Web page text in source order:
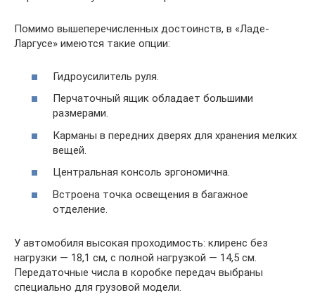
Помимо вышеперечисленных достоинств, в «Ладе-
Ларгусе» имеются такие опции:
Гидроусилитель руля.
Перчаточный ящик обладает большими
размерами.
Карманы в передних дверях для хранения мелких
вещей.
Центральная консоль эргономична.
Встроена точка освещения в багажное
отделение.
У автомобиля высокая проходимость: клиренс без
нагрузки — 18,1 см, с полной нагрузкой — 14,5 см.
Передаточные числа в коробке передач выбраны
специально для грузовой модели.